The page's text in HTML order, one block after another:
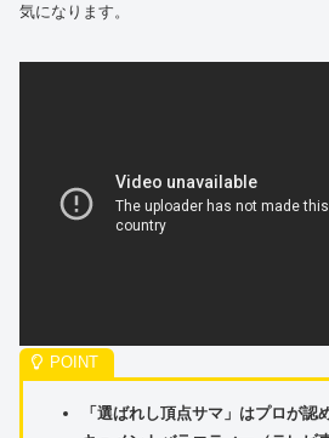
気になります。
「選ばれし頂点サマ」はプロが認